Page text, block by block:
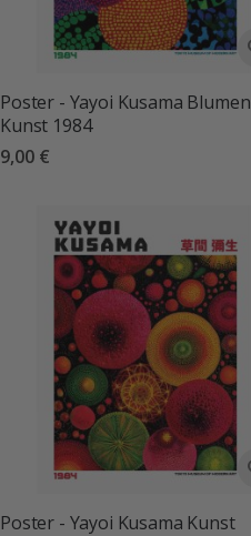
Poster - Yayoi Kusama Blumen
Kunst 1984
9,00 €
Poster - Yayoi Kusama Kunst